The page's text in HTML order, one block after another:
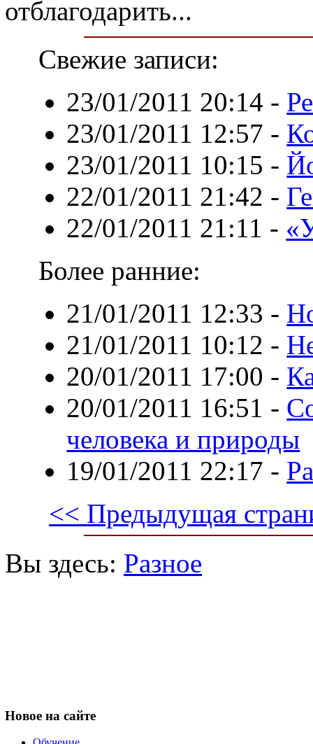
отблагодарить...
Свежие записи:
23/01/2011 20:14 -
23/01/2011 12:57 -
23/01/2011 10:15 -
22/01/2011 21:42 -
22/01/2011 21:11 -
Более ранние:
21/01/2011 12:33 -
21/01/2011 10:12 -
20/01/2011 17:00 -
20/01/2011 16:51 -
человека и природы
19/01/2011 22:17 -
<< Предыдущая
Вы здесь: Разное
Новое на сайте